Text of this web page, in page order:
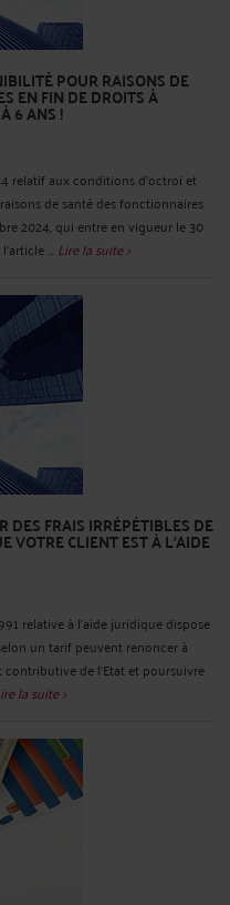
POUR RAISONS DE
EN FIN DE DROITS À
6 ANS !
relatif aux conditions d'octroi et
de santé des fonctionnaires
2024, qui entre en vigueur le 30
... Lire la suite >
DES FRAIS IRRÉPÉTIBLES DE
VOTRE CLIENT EST À L’AIDE
relative à l'aide juridique dispose
un tarif peuvent renoncer à
de l'Etat et poursuivre
la suite >